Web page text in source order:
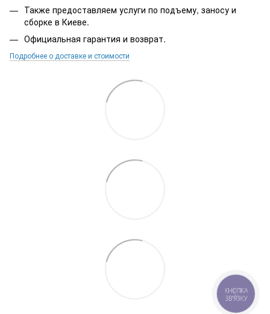
Также предоставляем услуги по подъему, заносу и
сборке в Киеве.
Официальная гарантия и возврат.
Подробнее о доставке и стоимости
КНОПКА
ЗВ'ЯЗКУ